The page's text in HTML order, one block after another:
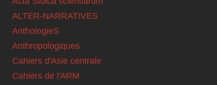
ALTER-NARRATIVES
AnthologieS
Anthropologiques
Cahiers d'Asie centrale
Cahiers de l'ARM